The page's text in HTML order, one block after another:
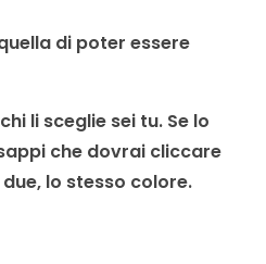
di poter essere
li sceglie sei tu. Se lo
che dovrai cliccare
lo stesso colore.